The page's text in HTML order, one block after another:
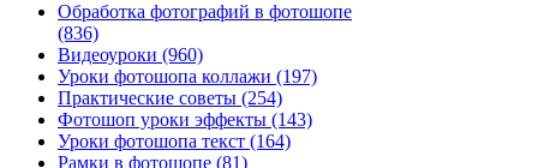
Обработка фотографий в фотошопе
(836)
Видеоуроки (960)
Уроки фотошопа коллажи (197)
Практические советы (254)
Фотошоп уроки эффекты (143)
Уроки фотошопа текст (164)
Рамки в фотошопе (81)